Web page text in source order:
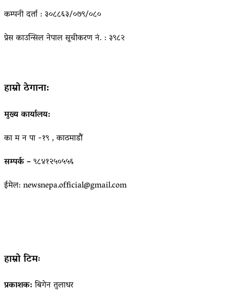
कम्पनी दर्ता : ३०८८६३/०७९/०८०
प्रेस काउन्सिल नेपाल सूचीकरण नं. : ३९८२
हाम्रो ठेगाना:
मुख्य कार्यालय:
का म न पा -१९ , काठमाडौं
सम्पर्क –९८४१२५०५५६
ईमेल: newsnepa.official@gmail.com
हाम्रो टिमः
प्रकाशक:बिगेन तुलाधर